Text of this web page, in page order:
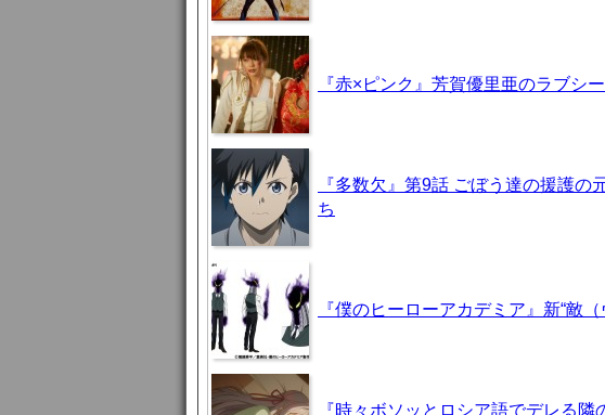
『赤×ピンク』芳賀優里亜のラブシ
『多数欠』第9話 ごぼう達の援護
ち
『僕のヒーローアカデミア』新“敵
『時々ボソッとロシア語でデレる